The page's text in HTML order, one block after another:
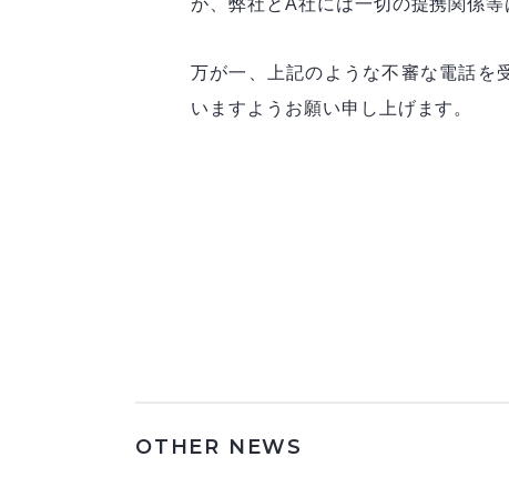
万が一、上記のような不審な電話を
いますようお願い申し上げます。
OTHER NEWS